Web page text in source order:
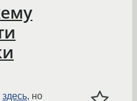
здесь, но